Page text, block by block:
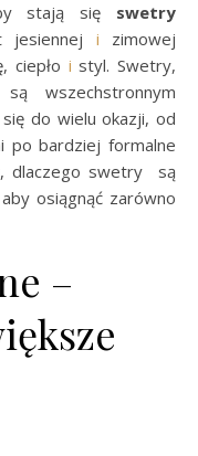
stają się swetry
jesiennej i zimowej
ciepło i styl. Swetry,
wszechstronnym
do wielu okazji, od
po bardziej formalne
dlaczego swetry są
osiągnąć zarówno
–